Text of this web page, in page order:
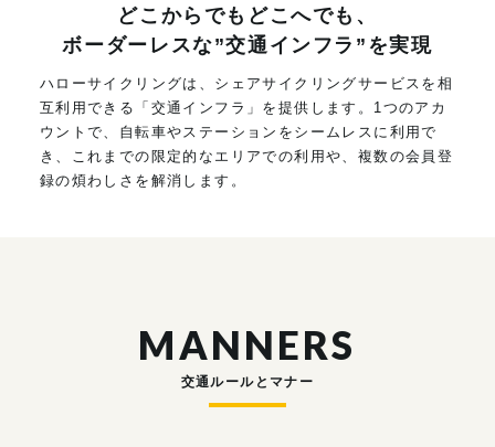
どこからでもどこへでも、
ボーダーレスな”交通インフラ”を実現
ハローサイクリングは、シェアサイクリングサービスを相
互利用できる「交通インフラ」を提供します。1つのアカ
ウントで、自転車やステーションをシームレスに利用で
き、これまでの限定的なエリアでの利用や、複数の会員登
録の煩わしさを解消します。
MANNERS
交通ルールとマナー